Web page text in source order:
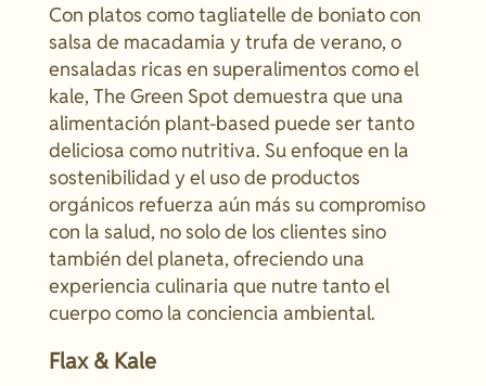
Con platos como tagliatelle de boniato con
salsa de macadamia y trufa de verano, o
ensaladas ricas en superalimentos como el
kale, The Green Spot demuestra que una
alimentación plant-based puede ser tanto
deliciosa como nutritiva. Su enfoque en la
sostenibilidad y el uso de productos
orgánicos refuerza aún más su compromiso
con la salud, no solo de los clientes sino
también del planeta, ofreciendo una
experiencia culinaria que nutre tanto el
cuerpo como la conciencia ambiental.
Flax & Kale